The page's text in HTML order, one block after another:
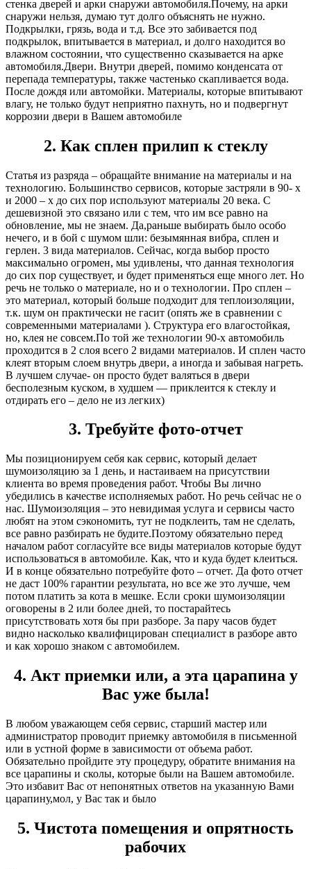
стенка дверей и арки снаружи автомобиля.Почему, на арки
снаружи нельзя, думаю тут долго объяснять не нужно.
Подкрылки, грязь, вода и т.д. Все это забивается под
подкрылок, впитывается в материал, и долго находится во
влажном состоянии, что существенно сказывается на арке
автомобиля.Двери. Внутри дверей, помимо конденсата от
перепада температуры, также частенько скапливается вода.
После дождя или автомойки. Материалы, которые впитывают
влагу, не только будут неприятно пахнуть, но и подвергнут
коррозии двери в Вашем автомобиле
2. Как сплен прилип к стеклу
Статья из разряда – обращайте внимание на материалы и на
технологию. Большинство сервисов, которые застряли в 90- х
и 2000 – х до сих пор используют материалы 20 века. С
дешевизной это связано или с тем, что им все равно на
обновление, мы не знаем. Да,раньше выбирать было особо
нечего, и в бой с шумом шли: безымянная вибра, сплен и
герлен. 3 вида материалов. Сейчас, когда выбор просто
максимально огромен, мы удивлены, что данная технология
до сих пор существует, и будет применяться еще много лет. Но
речь не только о материале, но и о технологии. Про сплен –
это материал, который больше подходит для теплоизоляции,
т.к. шум он практически не гасит (опять же в сравнении с
современными материалами ). Структура его влагостойкая,
но, клея не совсем.По той же технологии 90-х автомобиль
проходится в 2 слоя всего 2 видами материалов. И сплен часто
клеят вторым слоем внутрь двери, а иногда и забывая нагреть.
В лучшем случае- он просто будет валяться в двери
бесполезным куском, в худшем — приклеится к стеклу и
отдирать его – дело не из легких)
3. Требуйте фото-отчет
Мы позиционируем себя как сервис, который делает
шумоизоляцию за 1 день, и настаиваем на присутствии
клиента во время проведения работ. Чтобы Вы лично
убедились в качестве исполняемых работ. Но речь сейчас не о
нас. Шумоизоляция – это невидимая услуга и сервисы часто
любят на этом сэкономить, тут не подклеить, там не сделать,
все равно разбирать не будите.Поэтому обязательно перед
началом работ согласуйте все виды материалов которые будут
использоваться в автомобиле. Как, что и куда будет клеиться.
И в конце обязательно потребуйте фото – отчет. Да фото отчет
не даст 100% гарантии результата, но все же это лучше, чем
потом платить за кота в мешке. Если сроки шумоизоляции
оговорены в 2 или более дней, то постарайтесь
присутствовать хотя бы при разборе. За пару часов будет
видно насколько квалифицирован специалист в разборе авто
и как хорошо знаком с автомобилем.
4. Акт приемки или, а эта царапина у
Вас уже была!
В любом уважающем себя сервис, старший мастер или
администратор проводит приемку автомобиля в письменной
или в устной форме в зависимости от объема работ.
Обязательно пройдите эту процедуру, обратите внимания на
все царапины и сколы, которые были на Вашем автомобиле.
Это избавит Вас от непонятных ответов на указанную Вами
царапину,мол, у Вас так и было
5. Чистота помещения и опрятность
рабочих